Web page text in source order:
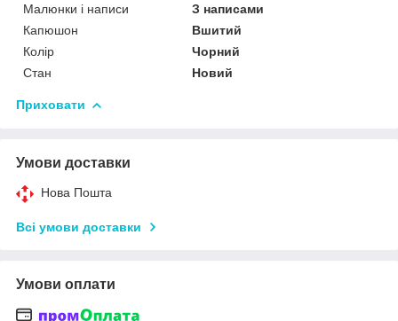
Малюнки і написи
З написами
Капюшон
Вшитий
Колір
Чорний
Стан
Новий
Приховати
Умови доставки
Нова Пошта
Всі умови доставки
Умови оплати